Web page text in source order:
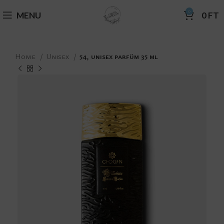
MENU 0 0FT
Home Unisex 54, unisex parfüm 35 ml